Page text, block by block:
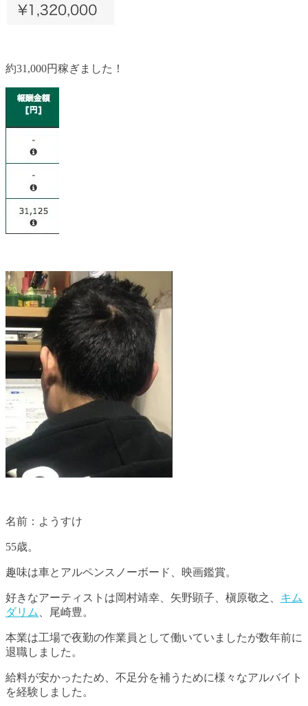
約31,000円稼ぎました！
名前：ようすけ
55歳。
趣味は車とアルペンスノーボード、映画鑑賞。
好きなアーティストは岡村靖幸、矢野顕子、槇原敬之、 キム
ダリム
、尾崎豊。
本業は工場で夜勤の作業員として働いていましたが数年前に
退職しました。
給料が安かったため、不足分を補うために様々なアルバイト
を経験しました。